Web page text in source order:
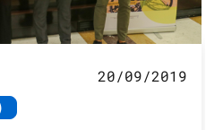
20/09/2019